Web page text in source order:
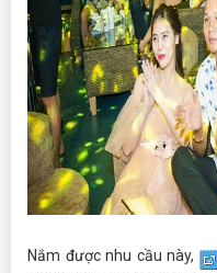
Nắm được nhu cầu này,